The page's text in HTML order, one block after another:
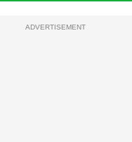
ADVERTISEMENT